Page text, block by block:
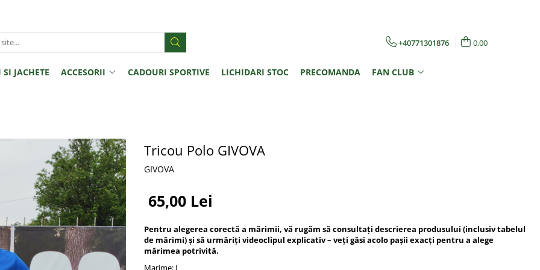
+40771301876 0,00
SI JACHETE ACCESORII CADOURI SPORTIVE LICHIDARI STOC PRECOMANDA FAN CLUB
Tricou Polo GIVOVA
GIVOVA
65,00 Lei
Pentru alegerea corectă a mărimii, vă rugăm să consultați descrierea produsului (inclusiv tabelul
de mărimi) și să urmăriți videoclipul explicativ – veți găsi acolo pașii exacți pentru a alege
mărimea potrivită.
Marime: L